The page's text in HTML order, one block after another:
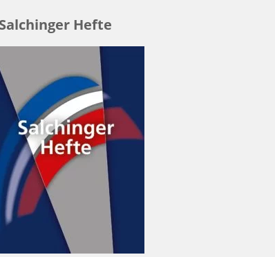
Salchinger Hefte